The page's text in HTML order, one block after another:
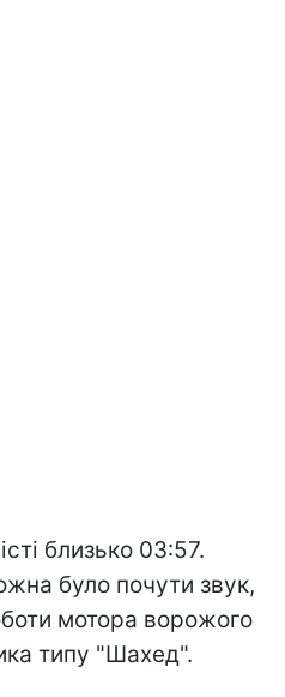
близько 03:57.
було почути звук,
мотора ворожого
типу "Шахед".